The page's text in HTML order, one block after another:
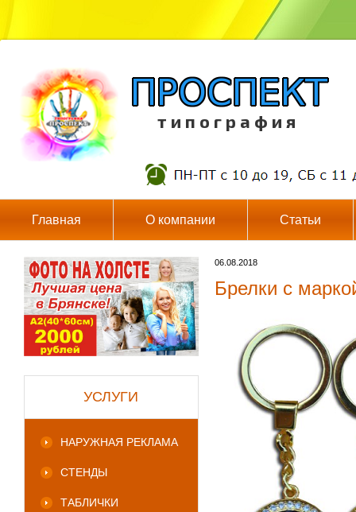
т и п о г р а ф и я
Главная О компании Статьи
УСЛУГИ
НАРУЖНАЯ РЕКЛАМА
СТЕНДЫ
ТАБЛИЧКИ
06.08.2018
Брелки с